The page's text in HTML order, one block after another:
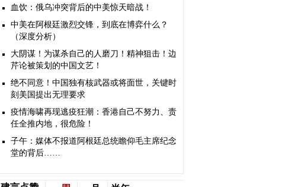
血饮：俄乌冲突背后的中美惊天暗战！
中美在阿根廷激烈交锋，到底在博弈什么？
（深度分析）
大阴谋！为谋杀自己的人磨刀！精神狙击！边
芹论被策划的中国文艺！
绝不同意！中国独有核武器或将面世，关键时
刻美国提出无理要求
疫情海啸再现逃疫狂潮：香港自己不努力、责
任全推内地，很危险！
子午：媒体不报道阿根廷总统瞻仰毛主席纪念
堂的背后……